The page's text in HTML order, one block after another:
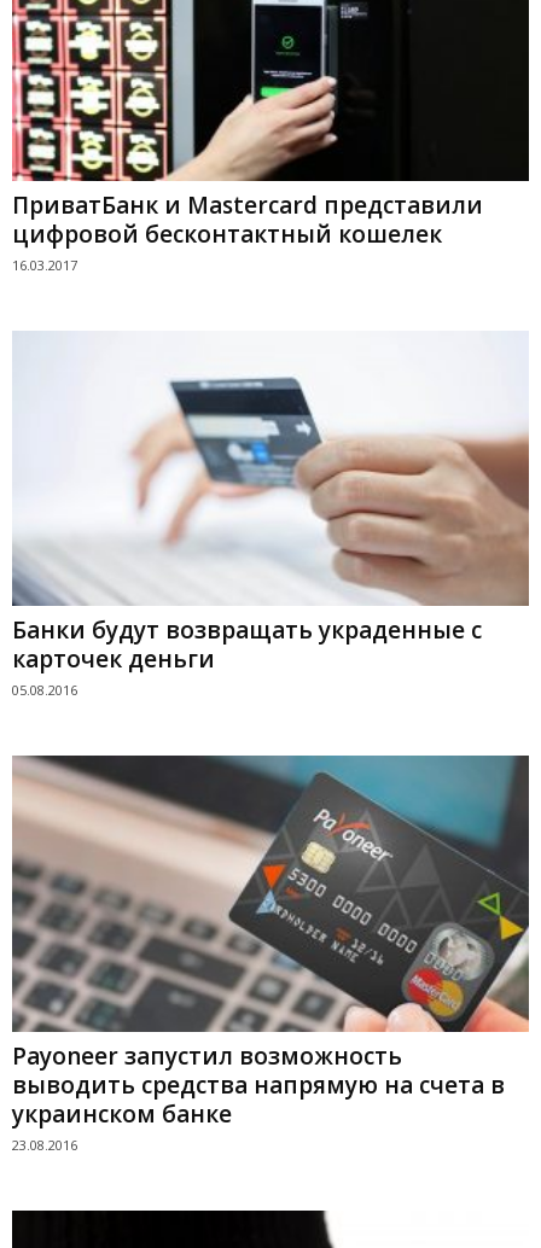
ПриватБанк и Mastercard представили
цифровой бесконтактный кошелек
16.03.2017
Банки будут возвращать украденные с
карточек деньги
05.08.2016
Payoneer запустил возможность
выводить средства напрямую на счета в
украинском банке
23.08.2016